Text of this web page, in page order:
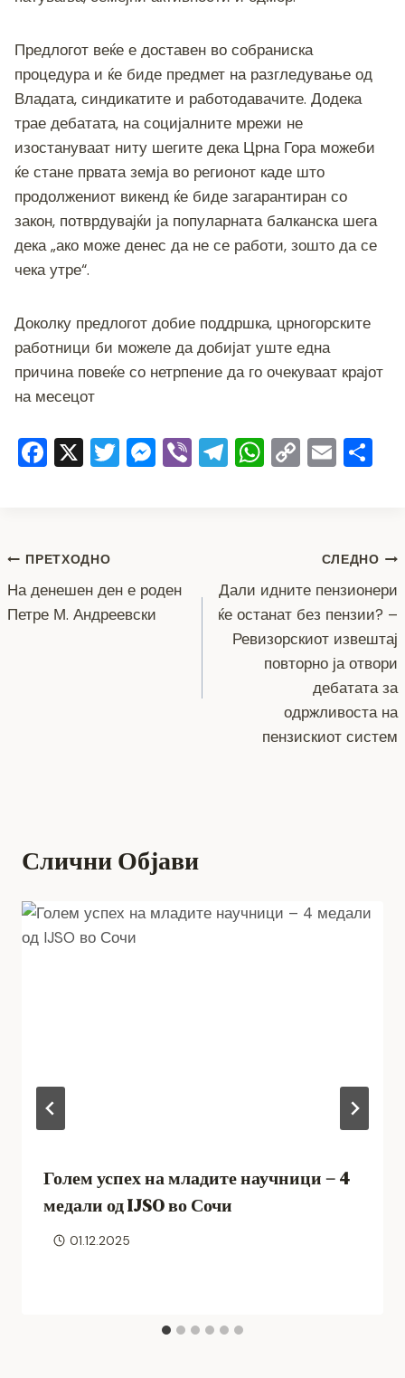
Предлогот веќе е доставен во собраниска
процедура и ќе биде предмет на разгледување од
Владата, синдикатите и работодавачите. Додека
трае дебатата, на социјалните мрежи не
изостануваат ниту шегите дека Црна Гора можеби
ќе стане првата земја во регионот каде што
продолжениот викенд ќе биде загарантиран со
закон, потврдувајќи ја популарната балканска шега
дека „ако може денес да не се работи, зошто да се
чека утре“.
Доколку предлогот добие поддршка, црногорските
работници би можеле да добијат уште една
причина повеќе со нетрпение да го очекуваат крајот
на месецот
F
b
o
o
X T M
g
Vi T
m
W
p
p
C
n
k
E
Навигација
на
ПРЕТХОДНО
На денешен ден е роден
Петре М. Андреевски
СЛЕДНО
Дали идните пензионери
ќе останат без пензии? –
Ревизорскиот извештај
повторно ја отвори
дебатата за
одржливоста на
пензискиот систем
Слични Објави
Голем успех на младите научници – 4
медали од IJSO во Сочи
01.12.2025